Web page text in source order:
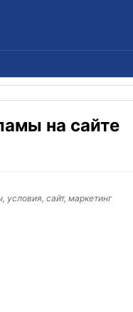
на сайте
сайт, маркетинг